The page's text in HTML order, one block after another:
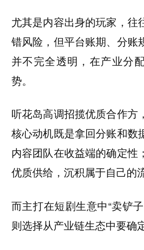
尤其是内容出身的玩家，往
错风险，但平台账期、分账
并不完全透明，在产业分
势。
听花岛高调招揽优质合作方
核心动机既是拿回分账和数
内容团队在收益端的确定性
优质供给，沉积属于自己的
而主打在短剧生意中“卖铲
则选择从产业链生态中要确